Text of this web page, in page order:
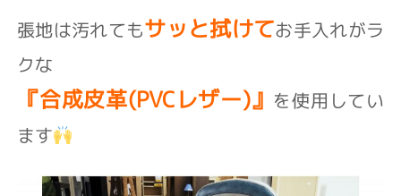
張地は汚れてもサッと拭けてお手入れがラ
クな
『合成皮革(PVCレザー)』 を使用してい
ます